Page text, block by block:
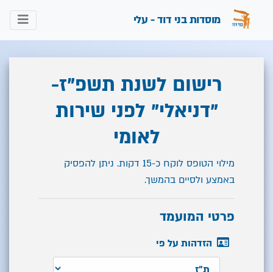
מוסדות בני דוד - עלי
רישום לשנת תשפ"ז-
"דניאלי" לפני שירות
לאומי
מילוי הטופס לוקח כ-15 דקות. ניתן להפסיק
באמצע ולסיים בהמשך.
פרטי המועמד
הזדהות על פי